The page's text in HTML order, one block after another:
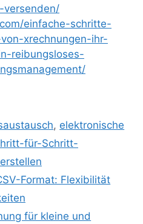
versenden/
einfache-schritte-
xrechnungen-ihr-
reibungsloses-
, elektronische
für-Schritt-
Format: Flexibilität
für kleine und